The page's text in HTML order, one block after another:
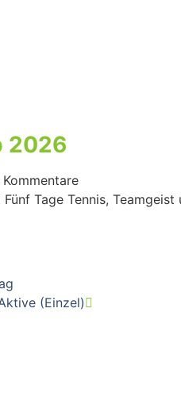
2026
Kommentare
Tage Tennis,
(Einzel)